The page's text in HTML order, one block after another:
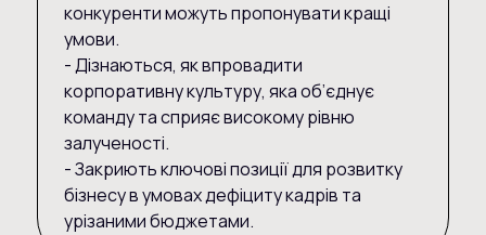
конкуренти можуть пропонувати кращі
умови.
- Дізнаються, як впровадити
корпоративну культуру, яка об’єднує
команду та сприяє високому рівню
залученості.
- Закриють ключові позиції для розвитку
бізнесу в умовах дефіциту кадрів та
урізаними бюджетами.